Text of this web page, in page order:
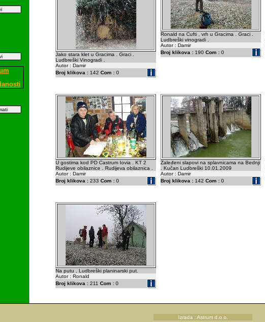
Jako stara klet u Gracima . Graci .
Ludbreški Vinogradi .
Autor : Damir
Broj klikova : 142 Com : 0
Ronald na Cufti , vrh u Gracima . Graci .
Ludbreški vinogradi .
Autor : Damir
Broj klikova : 190 Com : 0
U gostima kod PD Castrum Iovia . KT 2
Rudijeve obilaznice . Rudijeva obilaznica .
Autor : Damir
Broj klikova : 233 Com : 0
Zaleđeni slapovi na splavnicama na Bednji
. Kučan Ludbreški 10.01.2009
Autor : Damir
Broj klikova : 142 Com : 0
Na putu . Ludbreški planinarski put.
Autor : Ronald
Broj klikova : 211 Com : 0
Izrada : Astrum d.o.o.